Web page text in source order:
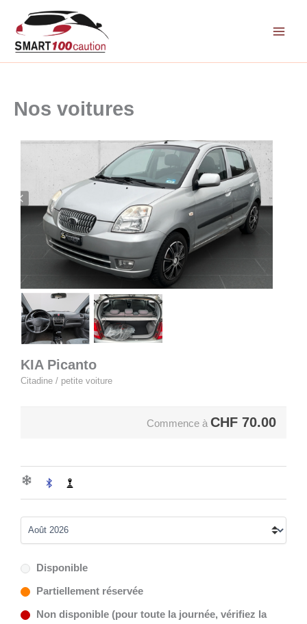
contenu
Nos voitures
KIA Picanto
Citadine / petite voiture
Commence à CHF 70.00
Disponible
Partiellement réservée
Non disponible (pour toute la journée, vérifiez la